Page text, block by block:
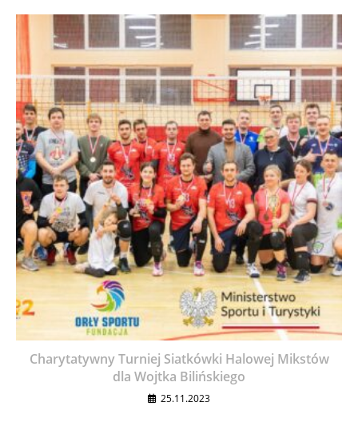
Charytatywny Turniej Siatkówki Halowej Mikstów
dla Wojtka Bilińskiego
25.11.2023